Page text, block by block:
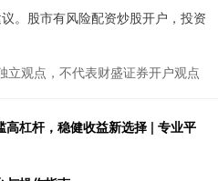
。股市有风险配资炒股开户，投资
立观点，不代表财盛证券开户观点
高杠杆，稳健收益新选择 | 专业平